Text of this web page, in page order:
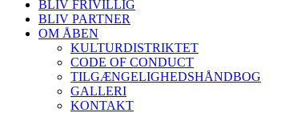
BLIV FRIVILLIG
BLIV PARTNER
OM ÅBEN
KULTURDISTRIKTET
CODE OF CONDUCT
TILGÆNGELIGHEDSHÅNDBOG
GALLERI
KONTAKT